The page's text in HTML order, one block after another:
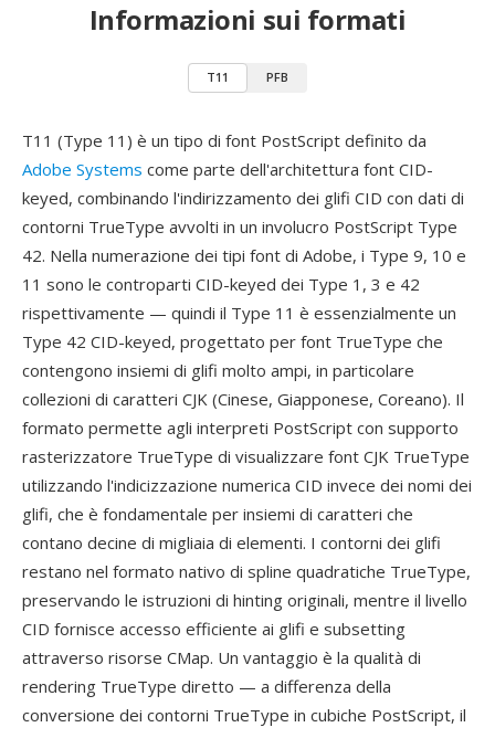
Informazioni sui formati
T11 PFB
T11 (Type 11) è un tipo di font PostScript definito da
Adobe Systems come parte dell'architettura font CID-
keyed, combinando l'indirizzamento dei glifi CID con dati di
contorni TrueType avvolti in un involucro PostScript Type
42. Nella numerazione dei tipi font di Adobe, i Type 9, 10 e
11 sono le controparti CID-keyed dei Type 1, 3 e 42
rispettivamente — quindi il Type 11 è essenzialmente un
Type 42 CID-keyed, progettato per font TrueType che
contengono insiemi di glifi molto ampi, in particolare
collezioni di caratteri CJK (Cinese, Giapponese, Coreano). Il
formato permette agli interpreti PostScript con supporto
rasterizzatore TrueType di visualizzare font CJK TrueType
utilizzando l'indicizzazione numerica CID invece dei nomi dei
glifi, che è fondamentale per insiemi di caratteri che
contano decine di migliaia di elementi. I contorni dei glifi
restano nel formato nativo di spline quadratiche TrueType,
preservando le istruzioni di hinting originali, mentre il livello
CID fornisce accesso efficiente ai glifi e subsetting
attraverso risorse CMap. Un vantaggio è la qualità di
rendering TrueType diretto — a differenza della
conversione dei contorni TrueType in cubiche PostScript, il